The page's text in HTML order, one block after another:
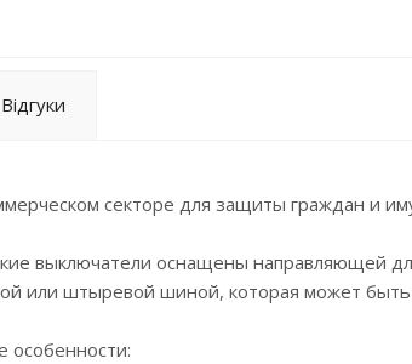
Відгуки
секторе для защиты граждан и
выключатели оснащены направляющей
или штыревой шиной, которая может быть
особенности: